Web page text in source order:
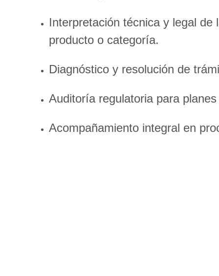
Interpretación técnica y legal
producto o categoría.
Diagnóstico y resolución de
Auditoría regulatoria para
Acompañamiento integral en